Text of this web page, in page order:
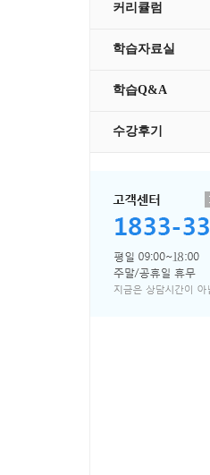
커리큘럼
학습자료실
학습Q&A
수강후기